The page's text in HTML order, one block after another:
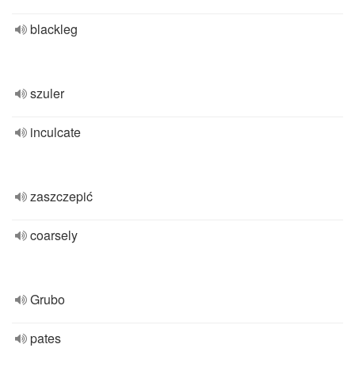
blackleg
szuler
inculcate
zaszczepić
coarsely
Grubo
pates